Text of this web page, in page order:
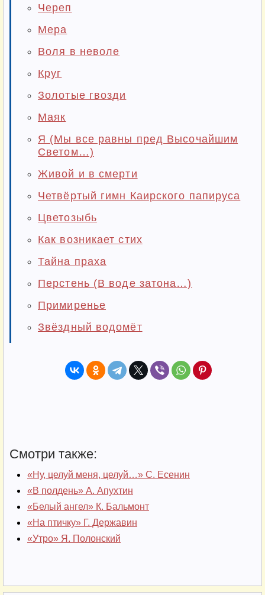
Череп
Мера
Воля в неволе
Круг
Золотые гвозди
Маяк
Я (Мы все равны пред Высочайшим
Светом…)
Живой и в смерти
Четвёртый гимн Каирского папируса
Цветозыбь
Как возникает стих
Тайна праха
Перстень (В воде затона…)
Примиренье
Звёздный водомёт
Смотри также:
«Ну, целуй меня, целуй…» С. Есенин
«В полдень» А. Апухтин
«Белый ангел» К. Бальмонт
«На птичку» Г. Державин
«Утро» Я. Полонский